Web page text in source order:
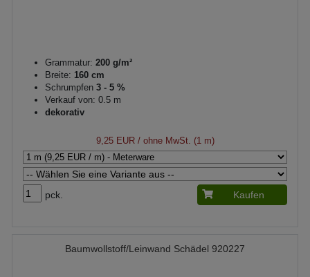
Grammatur: 200 g/m²
Breite: 160 cm
Schrumpfen 3 - 5 %
Verkauf von: 0.5 m
dekorativ
9,25 EUR/ ohne MwSt. (1 m)
pck. Kaufen
Baumwollstoff/Leinwand Schädel 920227